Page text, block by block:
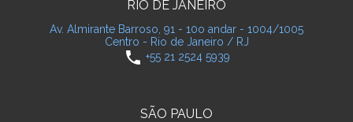
RIO DE JANEIRO
Av. Almirante Barroso, 91 - 10o andar - 1004/1005
Centro - Rio de Janeiro / RJ
phone +55 21 2524 5939
SÃO PAULO